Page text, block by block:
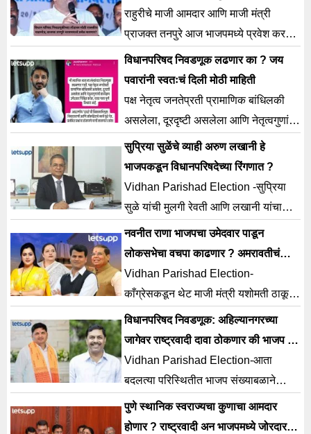
प्रवेश करणार?
राहुरीचे माजी आमदार आणि माजी मंत्री
प्राजक्त तनपुरे आज भाजपमध्ये प्रवेश करणार
असल्याची जोरदार चर्चा राजकीय वर्तुळात सुरू
आहे.
विधानपरिषद निवडणूक लढणार का ? जय
पवारांनी स्वतःचं दिली मोठी माहिती
पक्ष नेतृत्व जनतेप्रती प्रामाणिक बांधिलकी
असलेला, दूरदृष्टी असलेला आणि नेतृत्वगुणांनी
कार्यक्षम उमेदवार निश्चित करेल-जय पवार
सुप्रिया सुळेंचे व्याही अरुण लखानी हे
भाजपकडून विधानपरिषदेच्या रिंगणात ?
Vidhan Parishad Election -सुप्रिया
सुळे यांची मुलगी रेवती आणि लखानी यांचा
मुलगा सारंग विवाह सोहळा लवकरच होणार
आहे.
नवनीत राणा भाजपचा उमेदवार पाडून
लोकसभेचा वचपा काढणार ? अमरावतीचं
राजकीय गणित लई ‘डेंजर’
Vidhan Parishad Election-
काँग्रेसकडून थेट माजी मंत्री यशोमती ठाकूर
यांना मैदानात उतरविले जाऊ शकते. त्यात
शिंदेसेनेचा उमेदवार रिंगणात उतरू शकतो.
विधानपरिषद निवडणूक: अहिल्यानगरच्या
जागेवर राष्ट्रवादी दावा ठोकणार की भाजप ?
संख्याबळ कुणाच्या बाजूने ?
Vidhan Parishad Election-आता
बदलत्या परिस्थितीत भाजप संख्याबळाने
आघाडीवर असल्यामुळे महायुतीमध्ये ही जागा
भाजप की अजित पवार गटाकडे जाणार याबद्दल
पुणे स्थानिक स्वराज्यचा कुणाचा आमदार
होणार ? राष्ट्रवादी अन भाजपमध्ये जोरदार